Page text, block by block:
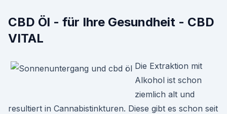
CBD Öl - für Ihre Gesundheit - CBD
VITAL
Die Extraktion mit
Alkohol ist schon
ziemlich alt und
resultiert in Cannabistinkturen. Diese gibt es schon seit